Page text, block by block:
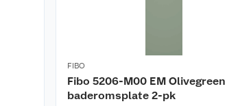
FIBO
Fibo 5206-M00 EM Olivegreen
baderomsplate 2-pk